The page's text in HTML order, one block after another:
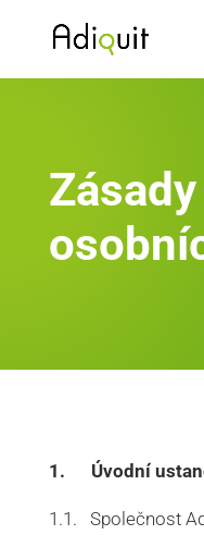
1. Úvodní
1.1. Společnost